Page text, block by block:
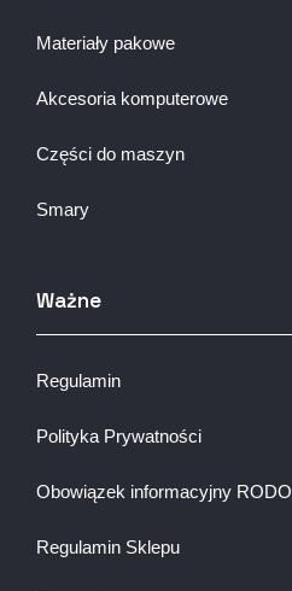
Materiały pakowe
Akcesoria komputerowe
Części do maszyn
Smary
Ważne
Regulamin
Polityka Prywatności
Obowiązek informacyjny RODO
Regulamin Sklepu